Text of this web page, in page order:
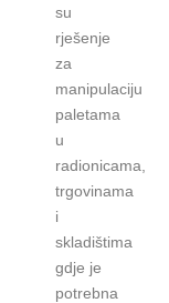
su
rješenje
za
manipulaciju
paletama
u
radionicama,
trgovinama
i
skladištima
gdje je
potrebna